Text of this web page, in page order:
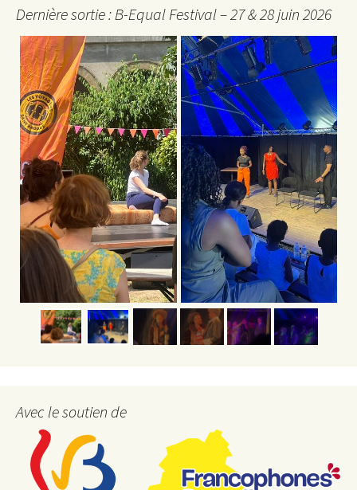
Dernière sortie : B-Equal Festival – 27 & 28 juin 2026
Avec le soutien de